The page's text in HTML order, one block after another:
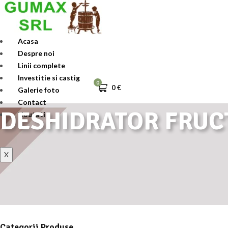
Skip
content
Acasa
Despre noi
Linii complete
Investitie si castig
Galerie foto
Contact
Noutati
X
0
0€
DESHIDRATOR